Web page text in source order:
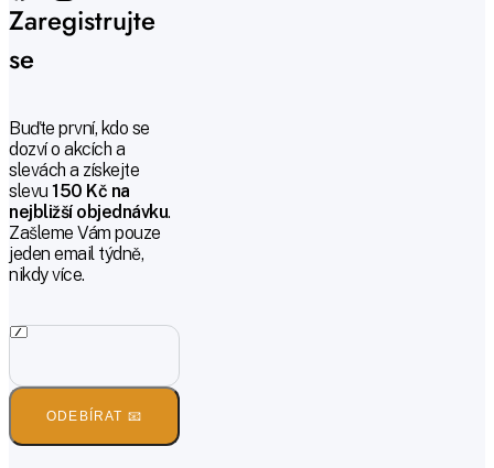
Zaregistrujte
se
Buďte první, kdo se
dozví o akcích a
slevách a získejte
slevu150 Kč na
nejbližší objednávku.
Zašleme Vám pouze
jeden email týdně,
nikdy více.
ODEBÍRAT 📧